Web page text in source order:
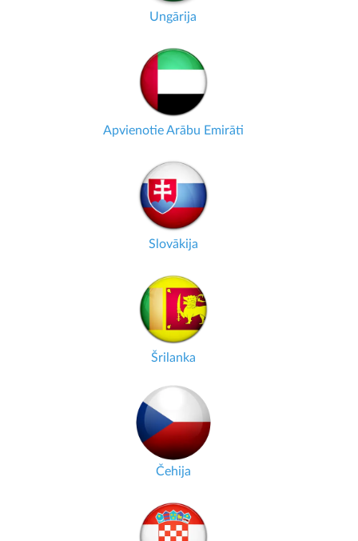
Ungārija
Apvienotie Arābu Emirāti
Slovākija
Šrilanka
Čehija